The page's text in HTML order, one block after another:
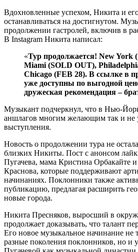
Вдохновленные успехом, Никита и
останавливаться на достигнутом.
продолжении гастролей, включив в
В Instagram Никита написал:
«Тур продолжается! New York
Miami (SOLD OUT),
Chicago (FEB 28). В ссылке в
уже доступны по выгодной
дружеская рекомендация –
Музыкант подчеркнул, что в Нью-
аншлагов многим желающим так и не
выступления.
Новость о продолжении тура не
близких Никиты. Пост с анонсом
Пугачева, мама Кристина Орбакайте
Краснова, которые поддерживают
начинаниях. Поклонники также
публикацию, предлагая расширить
новые города.
Никита Пресняков, выросший в
продолжает доказывать, что талант
Его новое музыкальное начинание не
разные поколения поклонников, но и